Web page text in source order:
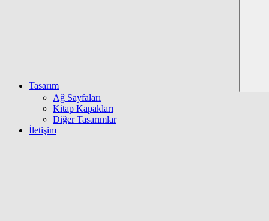
Tasarım
Ağ Sayfaları
Kitap Kapakları
Diğer Tasarımlar
İletişim